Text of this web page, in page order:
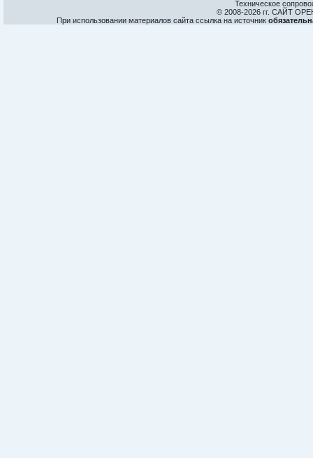
Техническое
© 2008-2026 гг. САЙТ
При использовании материалов сайта ссылка на источник